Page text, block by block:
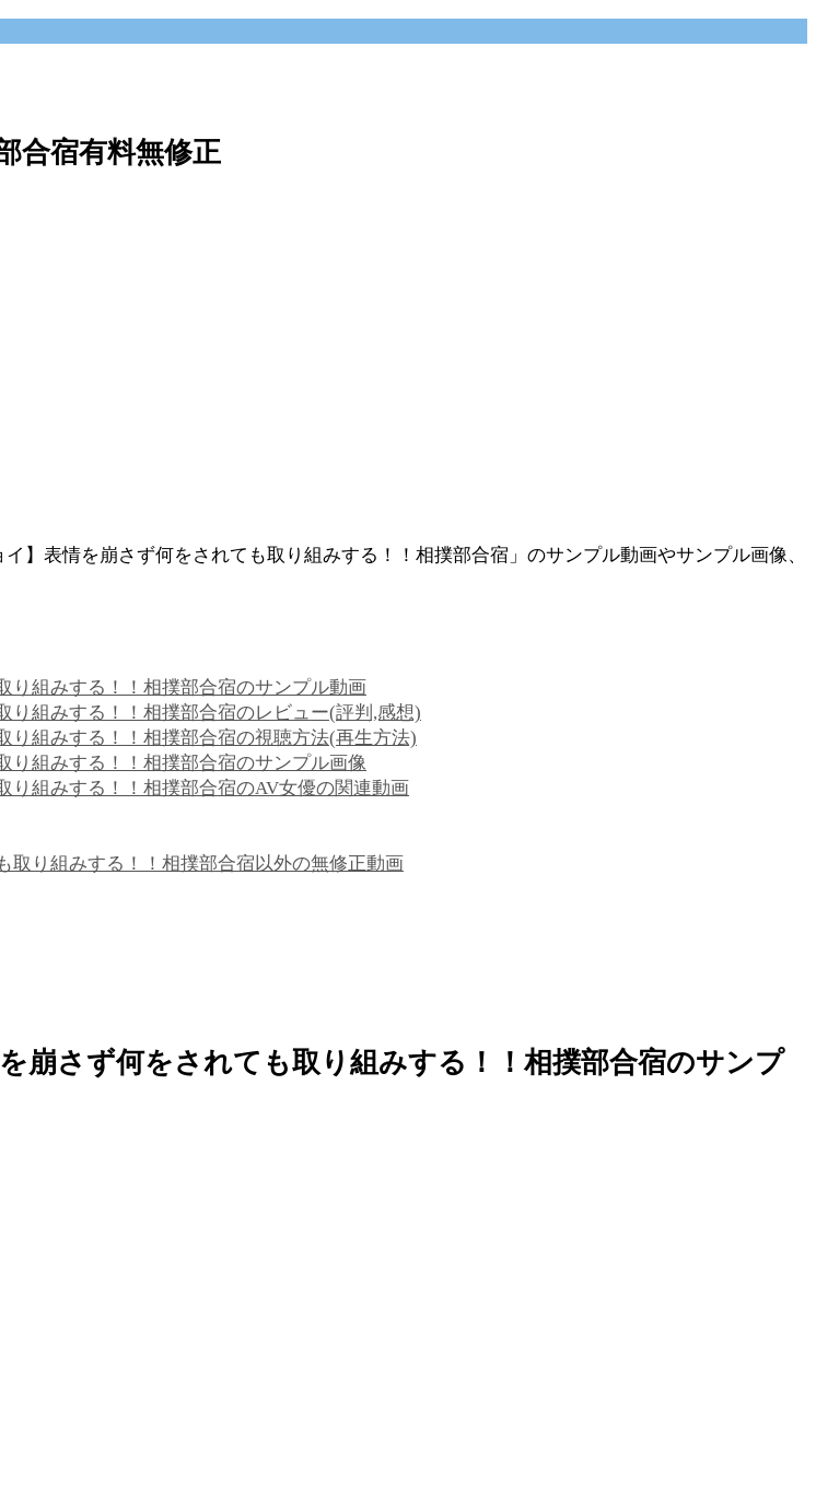
合宿有料無修正
】表情を崩さず何をされても取り組みする！！相撲部合宿」のサンプル動画やサンプル画像、
り組みする！！相撲部合宿のサンプル動画
り組みする！！相撲部合宿のレビュー(評判,感想)
り組みする！！相撲部合宿の視聴方法(再生方法)
り組みする！！相撲部合宿のサンプル画像
り組みする！！相撲部合宿のAV女優の関連動画
取り組みする！！相撲部合宿以外の無修正動画
崩さず何をされても取り組みする！！相撲部合宿のサンプ